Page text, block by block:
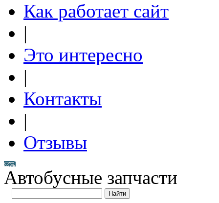
Как работает сайт
|
Это интересно
|
Контакты
|
Отзывы
Автобусные запчасти